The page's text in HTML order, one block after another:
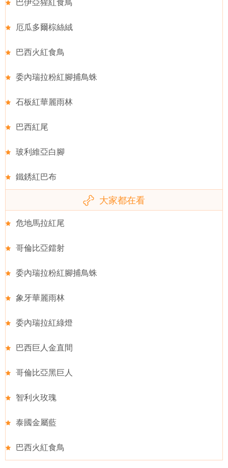
巴伊亞猩紅食鳥
厄瓜多爾棕絲絨
巴西火紅食鳥
委內瑞拉粉紅腳捕鳥蛛
石板紅華麗雨林
巴西紅尾
玻利維亞白腳
鐵銹紅巴布
大家都在看
危地馬拉紅尾
哥倫比亞鐳射
委內瑞拉粉紅腳捕鳥蛛
象牙華麗雨林
委內瑞拉紅綠燈
巴西巨人金直間
哥倫比亞黑巨人
智利火玫瑰
泰國金屬藍
巴西火紅食鳥